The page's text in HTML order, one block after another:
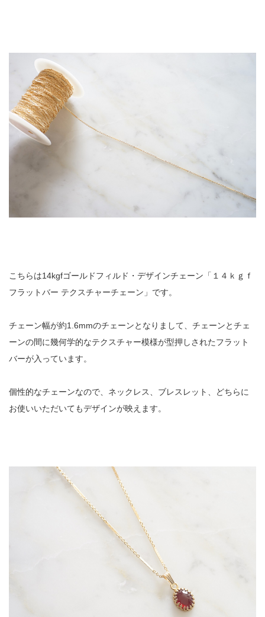
こちらは14kgfゴールドフィルド・デザインチェーン「１４ｋｇｆ
フラットバー テクスチャーチェーン」です。
チェーン幅が約1.6mmのチェーンとなりまして、チェーンとチェ
ーンの間に幾何学的なテクスチャー模様が型押しされたフラット
バーが入っています。
個性的なチェーンなので、ネックレス、ブレスレット、どちらに
お使いいただいてもデザインが映えます。